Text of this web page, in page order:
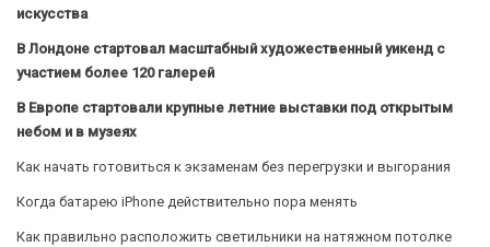
искусства
В Лондоне стартовал масштабный художественный уикенд с
участием более 120 галерей
В Европе стартовали крупные летние выставки под открытым
небом и в музеях
Как начать готовиться к экзаменам без перегрузки и выгорания
Когда батарею iPhone действительно пора менять
Как правильно расположить светильники на натяжном потолке